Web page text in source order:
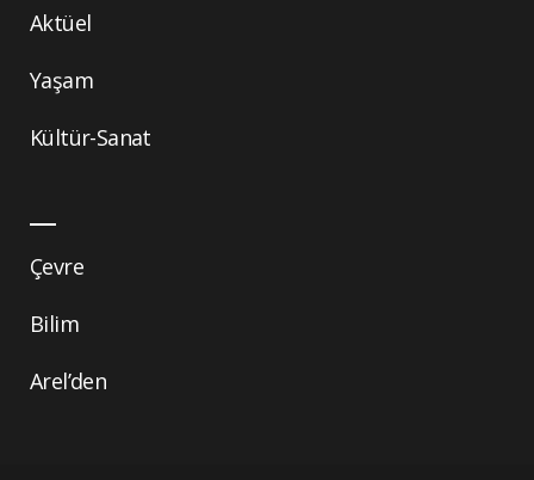
Aktüel
Yaşam
Kültür-Sanat
Çevre
Bilim
Arel’den